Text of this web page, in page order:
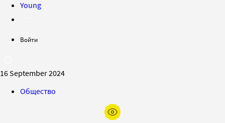
Young
Войти
16 September 2024
Общество